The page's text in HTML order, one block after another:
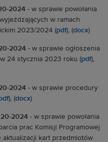
2024 - w sprawie powołania
w ramach
2023/2024 (pdf), (docx)
2024 - w sprawie ogłoszenia
24 stycznia 2023 roku (pdf),
2024 - w sprawie procedury
), (docx)
2024 - w sprawie powołania
prac Komisji Programowej
kart przedmiotów